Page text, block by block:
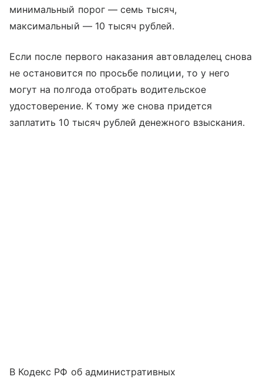
минимальный порог — семь тысяч,
максимальный — 10 тысяч рублей.
Если после первого наказания автовладелец снова
не остановится по просьбе полиции, то у него
могут на полгода отобрать водительское
удостоверение. К тому же снова придется
заплатить 10 тысяч рублей денежного взыскания.
В Кодекс РФ об административных